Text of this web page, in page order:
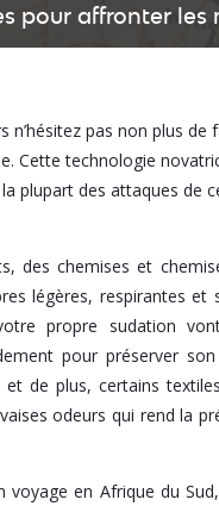
pour affronter les
pas non plus de
Cette technologie
plupart des attaques de
des chemises et
légères, respirantes et
propre sudation
pour préserver
de plus, certains
odeurs qui rend la
en Afrique du